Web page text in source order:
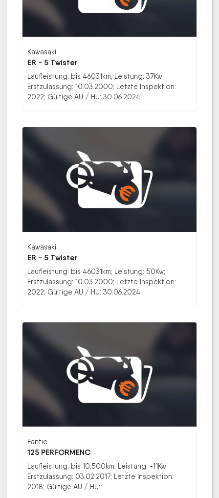
Kawasaki
ER - 5 Twister
Laufleistung: bis 46031km; Leistung: 37Kw;
Erstzulassung: 10.03.2000; Letzte Inspektion:
2022; Gültige AU / HU: 30.06.2024
Kawasaki
ER - 5 Twister
Laufleistung: bis 46031km; Leistung: 50Kw;
Erstzulassung: 10.03.2000; Letzte Inspektion:
2022; Gültige AU / HU: 30.06.2024
Fantic
125 PERFORMENC
Laufleistung: bis 10.500km; Leistung: -11Kw;
Erstzulassung: 03.02.2017; Letzte Inspektion:
2018; Gültige AU / HU: